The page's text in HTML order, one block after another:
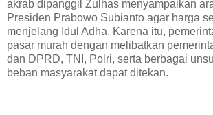
akrab dipanggil Zulhas menyampaikan
Presiden Prabowo Subianto agar harga
menjelang Idul Adha. Karena itu,
pasar murah dengan melibatkan
dan DPRD, TNI, Polri, serta berbagai
beban masyarakat dapat ditekan.